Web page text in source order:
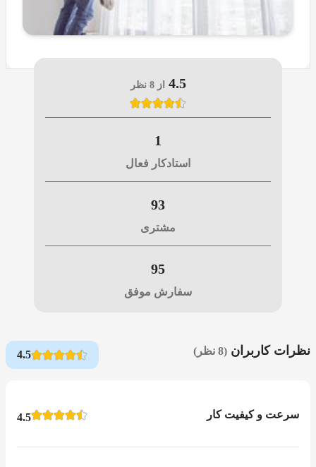
4.5 از 8 نظر
1
استادکار فعال
93
مشتری
95
سفارش موفق
نظرات کاربران (8 نظر) 4.5
سرعت و کیفیت کار 4.5